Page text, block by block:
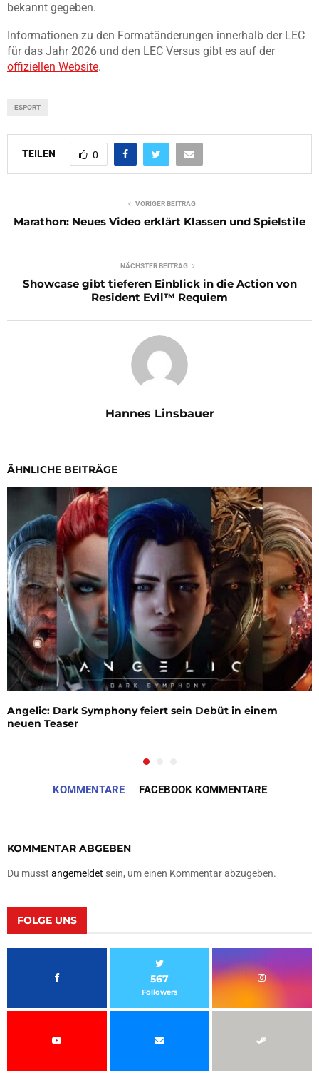
bekannt gegeben.
Informationen zu den Formatänderungen innerhalb der LEC
für das Jahr 2026 und den LEC Versus gibt es auf der
offiziellen Website.
ESPORT
TEILEN 0
VORIGER BEITRAG
Marathon: Neues Video erklärt Klassen und Spielstile
NÄCHSTER BEITRAG
Showcase gibt tieferen Einblick in die Action von
Resident Evil™ Requiem
Hannes Linsbauer
ÄHNLICHE BEITRÄGE
Angelic: Dark Symphony feiert sein Debüt in einem
neuen Teaser
KOMMENTARE FACEBOOK KOMMENTARE
KOMMENTAR ABGEBEN
Du musst angemeldet sein, um einen Kommentar abzugeben.
FOLGE UNS
567
Followers